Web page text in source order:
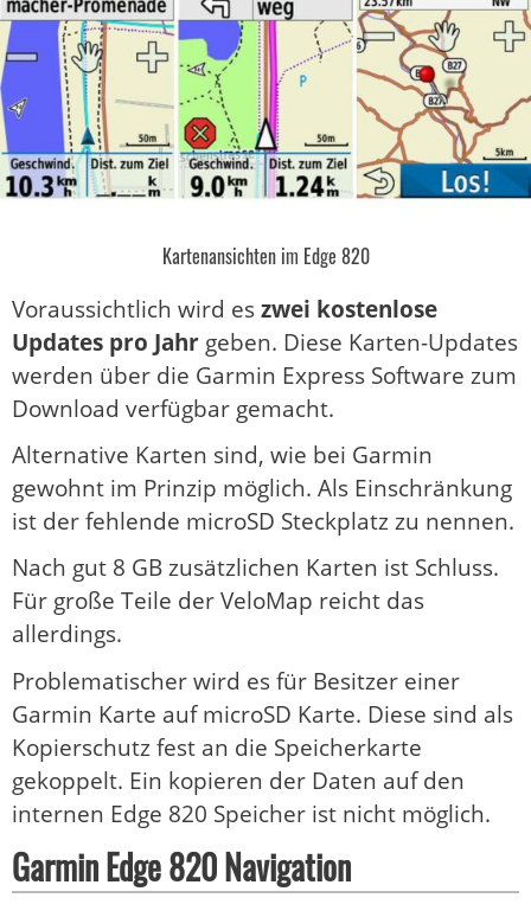
Kartenansichten im Edge 820
Voraussichtlich wird eszwei kostenlose
Updates pro Jahr geben. Diese Karten-Updates
werden über die Garmin Express Software zum
Download verfügbar gemacht.
Alternative Karten sind, wie bei Garmin
gewohnt im Prinzip möglich. Als Einschränkung
ist der fehlende microSD Steckplatz zu nennen.
Nach gut 8 GB zusätzlichen Karten ist Schluss.
Für große Teile der VeloMap reicht das
allerdings.
Problematischer wird es für Besitzer einer
Garmin Karte auf microSD Karte. Diese sind als
Kopierschutz fest an die Speicherkarte
gekoppelt. Ein kopieren der Daten auf den
internen Edge 820 Speicher ist nicht möglich.
Garmin Edge 820 Navigation